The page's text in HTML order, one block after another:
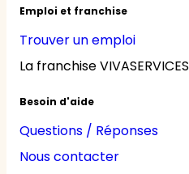
Emploi et franchise
Trouver un emploi
La franchise VIVASERVICES
Besoin d'aide
Questions / Réponses
Nous contacter